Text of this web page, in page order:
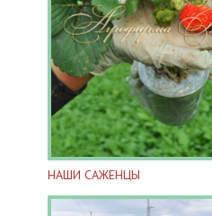
НАШИ САЖЕНЦЫ